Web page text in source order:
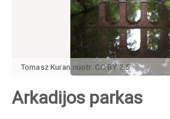
Tomasz Kuran nuotr. CC BY 2.5
Arkadijos parkas